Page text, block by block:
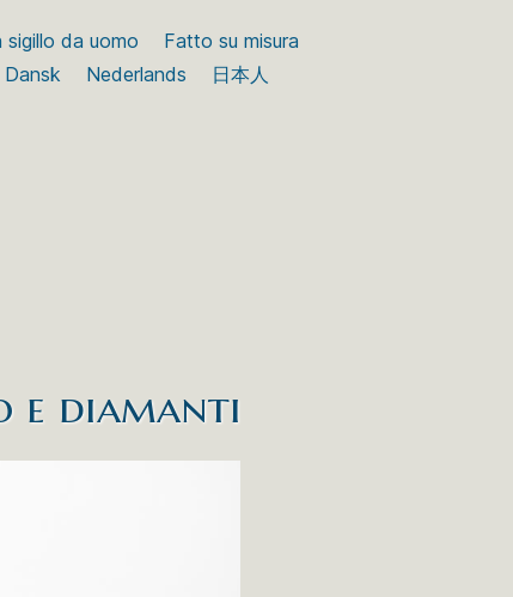
sigillo da uomo
Fatto su misura
Dansk Nederlands 日本人
e diamanti